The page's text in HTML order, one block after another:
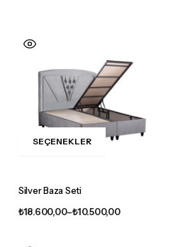
SEÇENEKLER
birden
varyasyonu
Silver Baza Seti
₺10.500,00
–
₺18.600,00
Fiyat